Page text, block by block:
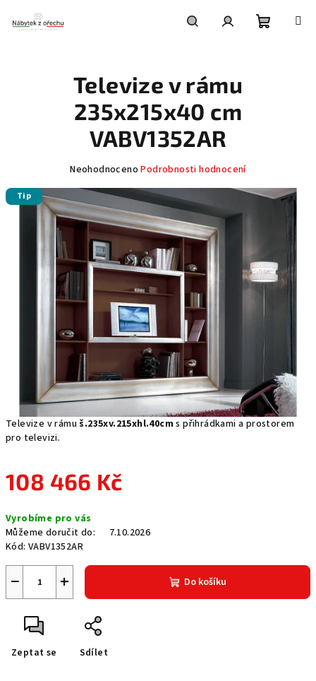
obsah
Televize v rámuš.235xv.215xhl.40cm s přihrádkami a prostorem
pro televizi.
108 466 Kč
cena:
Vyrobíme pro vás
Můžeme doručit do:
7.10.2026
Kód: VABV1352AR
+
− Do košíku
Zeptat se Sdílet
Televize v rámu
235x215x40 cm
VABV1352AR
Průměrné
produktu
je
0,0
hvězdiček.
Neohodnoceno Podrobnosti hodnocení
Tip